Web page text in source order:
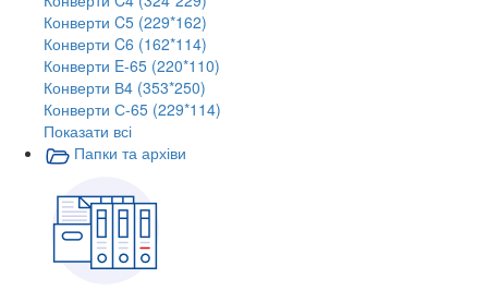
Конверти C5 (229*162)
Конверти C6 (162*114)
Конверти E-65 (220*110)
Конверти В4 (353*250)
Конверти С-65 (229*114)
Показати всі
Папки та архіви